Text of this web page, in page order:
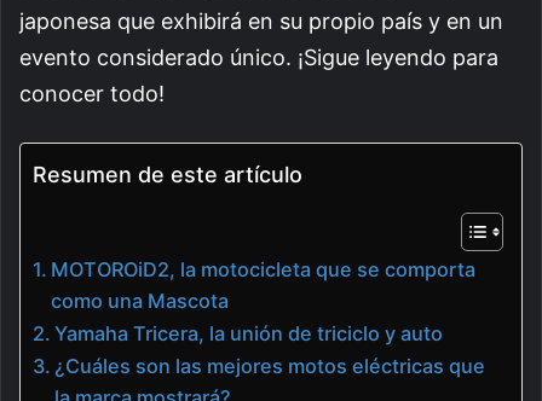
japonesa que exhibirá en su propio país y en un
evento considerado único. ¡Sigue leyendo para
conocer todo!
Resumen de este artículo
MOTOROiD2, la motocicleta que se comporta
como una Mascota
Yamaha Tricera, la unión de triciclo y auto
¿Cuáles son las mejores motos eléctricas que